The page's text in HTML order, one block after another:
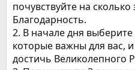
почувствуйте на
Благодарность.
2. В начале дня
которые важны для вас,
достичь Великолепного